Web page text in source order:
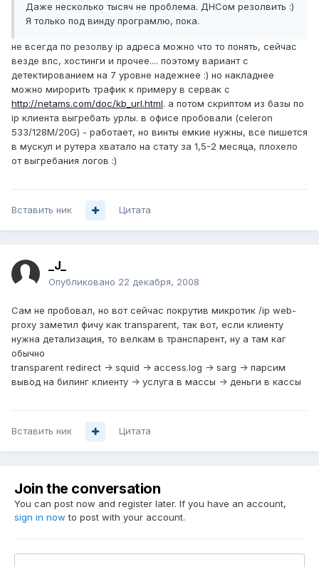
Даже несколько тысяч не проблема. ДНСом резолвить :)
Я только под винду програмлю, пока.
не всегда по резолву ip адреса можно что то понять, сейчас
везде впс, хостинги и прочее.... поэтому вариант с
детектированием на 7 уровне надежнее :) но накладнее
можно мирорить трафик к примеру в сервак с
http://netams.com/doc/kb_url.html. а потом скриптом из базы по
ip клиента выгребать урлы. в офисе пробовали (celeron
533/128M/20G) - работает, но винты емкие нужны, все пишется
в мускул и рутера хватало на стату за 1,5-2 месяца, плохело
от выгребания логов :)
Вставить ник Цитата
_J_
Опубликовано 22 декабря, 2008
Сам не пробовал, но вот сейчас покрутив микротик /ip web-
proxy заметил фичу как transparent, так вот, если клиенту
нужна детализация, то велкам в транспарент, ну а там каг
обычно
transparent redirect -> squid -> access.log -> sarg -> парсим
вывод на билинг клиенту -> услуга в массы -> деньги в кассы
Вставить ник Цитата
Join the conversation
You can post now and register later. If you have an account,
sign in now to post with your account.